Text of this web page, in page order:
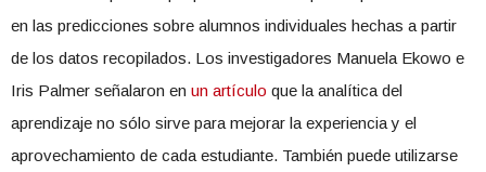
en las predicciones sobre alumnos individuales hechas a partir
de los datos recopilados. Los investigadores Manuela Ekowo e
Iris Palmer señalaron en un artículo que la analítica del
aprendizaje no sólo sirve para mejorar la experiencia y el
aprovechamiento de cada estudiante. También puede utilizarse